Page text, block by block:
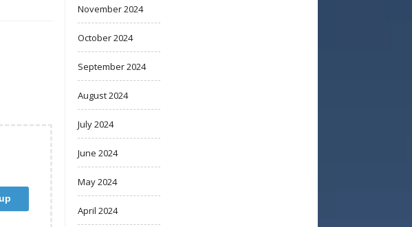
November 2024
October 2024
September 2024
August 2024
July 2024
June 2024
May 2024
April 2024